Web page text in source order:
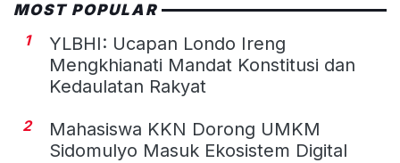
MOST POPULAR
1
YLBHI: Ucapan Londo Ireng
Mengkhianati Mandat Konstitusi dan
Kedaulatan Rakyat
2
Mahasiswa KKN Dorong UMKM
Sidomulyo Masuk Ekosistem Digital